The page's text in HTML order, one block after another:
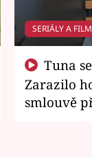
SERIÁLY A
Zarazilo
smlouvě